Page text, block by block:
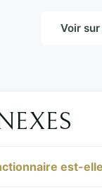
Voir
est-